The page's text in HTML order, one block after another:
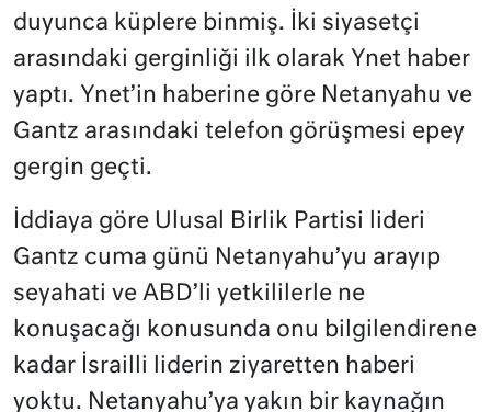
duyunca küplere binmiş. İki siyasetçi
arasındaki gerginliği ilk olarak Ynet haber
yaptı. Ynet’in haberine göre Netanyahu ve
Gantz arasındaki telefon görüşmesi epey
gergin geçti.
İddiaya göre Ulusal Birlik Partisi lideri
Gantz cuma günü Netanyahu’yu arayıp
seyahati ve ABD’li yetkililerle ne
konuşacağı konusunda onu bilgilendirene
kadar İsrailli liderin ziyaretten haberi
yoktu. Netanyahu’ya yakın bir kaynağın